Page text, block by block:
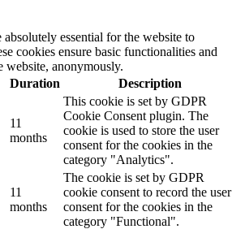
absolutely essential for the website to
cookies ensure basic functionalities and
website, anonymously.
Duration Description
11
months
This cookie is set by GDPR
Cookie Consent plugin. The
cookie is used to store the user
consent for the cookies in the
category "Analytics".
11
months
The cookie is set by GDPR
cookie consent to record the user
consent for the cookies in the
category "Functional".